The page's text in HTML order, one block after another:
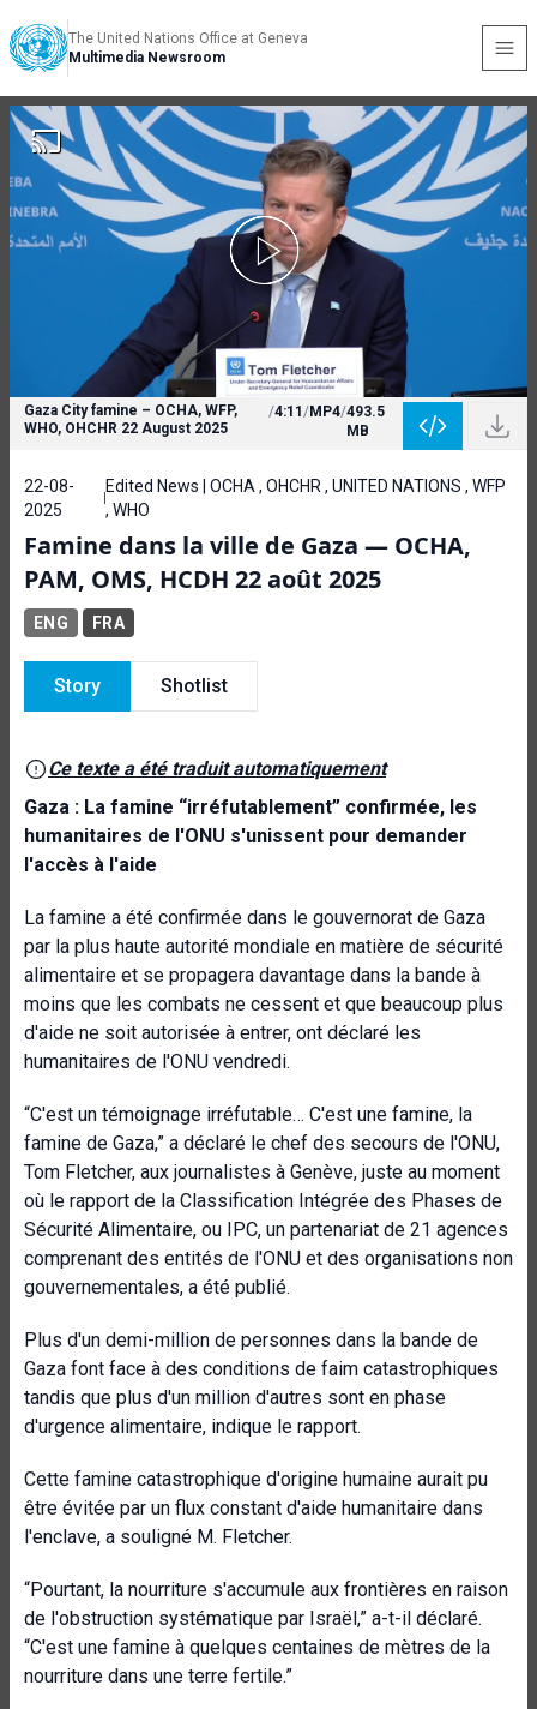
The United Nations Office at Geneva
Multimedia Newsroom
Gaza City famine – OCHA, WFP,
WHO, OHCHR 22 August 2025
/4:11/MP4/493.5
MB
22-08-
2025
Edited News | OCHA , OHCHR , UNITED NATIONS , WFP
, WHO
Famine dans la ville de Gaza — OCHA,
PAM, OMS, HCDH 22 août 2025
ENG FRA
Story Shotlist
Ce texte a été traduit automatiquement
Gaza : La famine “irréfutablement” confirmée, les
humanitaires de l'ONU s'unissent pour demander
l'accès à l'aide
La famine a été confirmée dans le gouvernorat de Gaza
par la plus haute autorité mondiale en matière de sécurité
alimentaire et se propagera davantage dans la bande à
moins que les combats ne cessent et que beaucoup plus
d'aide ne soit autorisée à entrer, ont déclaré les
humanitaires de l'ONU vendredi.
“C'est un témoignage irréfutable… C'est une famine, la
famine de Gaza,” a déclaré le chef des secours de l'ONU,
Tom Fletcher, aux journalistes à Genève, juste au moment
où le rapport de la Classification Intégrée des Phases de
Sécurité Alimentaire, ou IPC, un partenariat de 21 agences
comprenant des entités de l'ONU et des organisations non
gouvernementales, a été publié.
Plus d'un demi-million de personnes dans la bande de
Gaza font face à des conditions de faim catastrophiques
tandis que plus d'un million d'autres sont en phase
d'urgence alimentaire, indique le rapport.
Cette famine catastrophique d'origine humaine aurait pu
être évitée par un flux constant d'aide humanitaire dans
l'enclave, a souligné M. Fletcher.
“Pourtant, la nourriture s'accumule aux frontières en raison
de l'obstruction systématique par Israël,” a-t-il déclaré.
“C'est une famine à quelques centaines de mètres de la
nourriture dans une terre fertile.”